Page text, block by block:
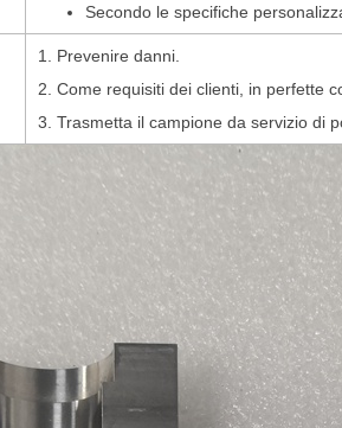
Secondo le specifiche
1. Prevenire danni.
2. Come requisiti dei clienti, in perfette
3. Trasmetta il campione da servizio di